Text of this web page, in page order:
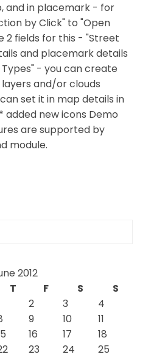
and in placemark - for
by Click" to "Open
2 fields for this - "Street
and placemark details
- you can create
and/or clouds
set it in map details in
added new icons Demo
are supported by
module.
2012
T F S
S
2 3
4
9 10
11
16 17
18
23 24
25